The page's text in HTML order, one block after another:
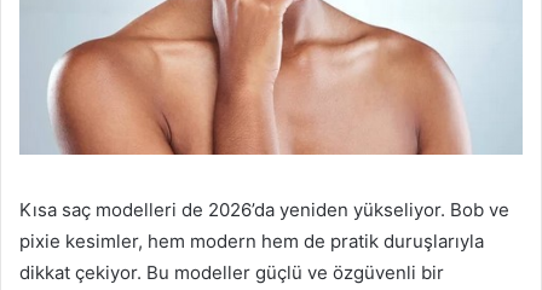
Kısa saç modelleri de 2026’da yeniden yükseliyor. Bob ve
pixie kesimler, hem modern hem de pratik duruşlarıyla
dikkat çekiyor. Bu modeller güçlü ve özgüvenli bir